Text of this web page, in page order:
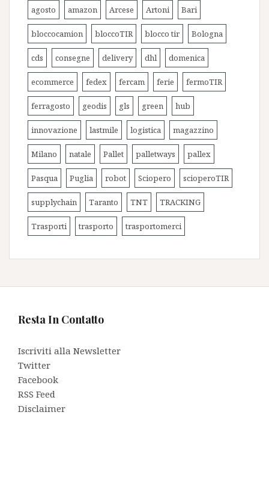
agosto amazon Arcese Artoni Bari
bloccocamion bloccoTIR blocco tir Bologna
cds consegne delivery dhl domenica
ecommerce fedex fercam ferie fermoTIR
ferragosto geodis gls green hub
innovazione lastmile logistica magazzino
Milano natale Pallet palletways pallex
Pasqua Puglia robot Sciopero scioperoTIR
supplychain Taranto TNT TRACKING
Trasporti trasporto trasportomerci
Resta In Contatto
Iscriviti alla Newsletter
Twitter
Facebook
RSS Feed
Disclaimer